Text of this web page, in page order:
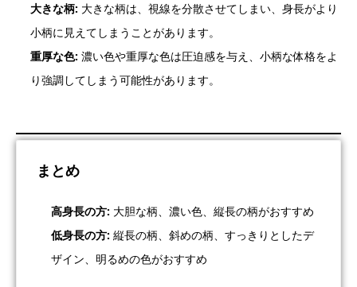
大きな柄: 大きな柄は、視線を分散させてしまい、身長がより
小柄に見えてしまうことがあります。
重厚な色: 濃い色や重厚な色は圧迫感を与え、小柄な体格をよ
り強調してしまう可能性があります。
まとめ
高身長の方: 大胆な柄、濃い色、縦長の柄がおすすめ
低身長の方: 縦長の柄、斜めの柄、すっきりとしたデ
ザイン、明るめの色がおすすめ